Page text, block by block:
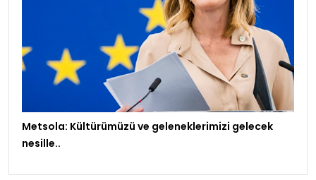
Metsola: Kültürümüzü ve geleneklerimizi gelecek
nesille..